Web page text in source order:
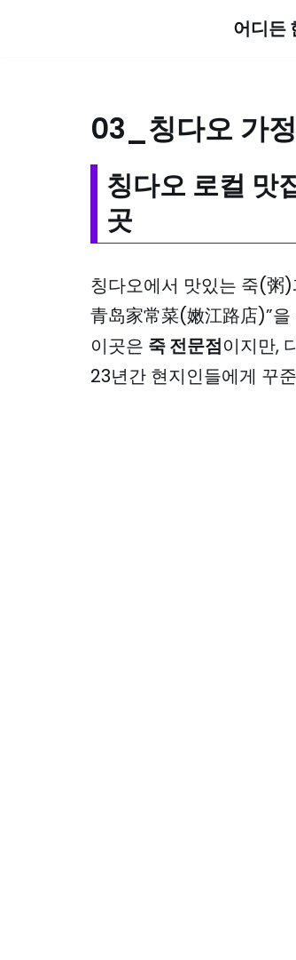
어디든
03_칭다오 가
칭다오 로컬 맛
곳
칭다오에서 맛있는 죽(粥
青岛家常菜(嫩江路店)”을
이곳은 죽 전문점이지만,
23년간 현지인들에게 꾸